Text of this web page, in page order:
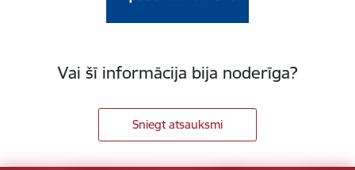
Vai šī informācija bija noderīga?
Sniegt atsauksmi